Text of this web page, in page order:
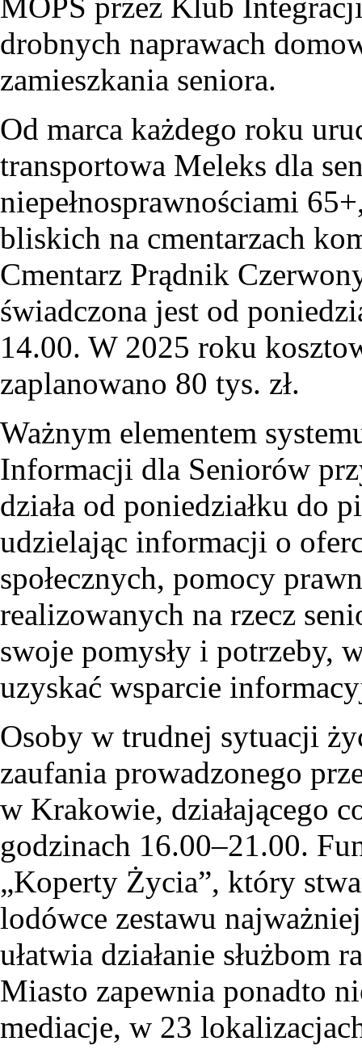
drobnych naprawach
zamieszkania seniora.
Od marca każdego roku
transportowa Meleks dla
niepełnosprawnościami
bliskich na cmentarzach
Cmentarz Prądnik
świadczona jest od
14.00. W 2025 roku
zaplanowano 80 tys. zł.
Ważnym elementem
Informacji dla Seniorów
działa od poniedziałku do
udzielając informacji o
społecznych, pomocy
realizowanych na rzecz
swoje pomysły i potrzeby,
uzyskać wsparcie
Osoby w trudnej sytuacji
zaufania prowadzonego
w Krakowie, działającego
godzinach 16.00–21.00.
„Koperty Życia”, który
lodówce zestawu
ułatwia działanie służbom
Miasto zapewnia ponadto
mediacje, w 23